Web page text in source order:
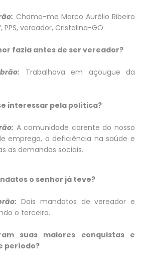
Chamo-me Marco Aurélio Ribeiro
PPS, vereador, Cristalina-GO.
fazia antes de ser vereador?
Trabalhava em açougue da
interessar pela política?
A comunidade carente do nosso
emprego, a deficiência na saúde e
as demandas sociais.
o senhor já teve?
Dois mandatos de vereador e
o terceiro.
suas maiores conquistas e
período?